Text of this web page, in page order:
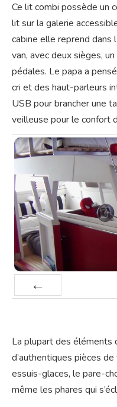
Ce lit combi possède un
lit sur la galerie
cabine elle reprend dans
van, avec deux sièges,
pédales. Le papa a
cri et des haut-parleurs
USB pour brancher une
veilleuse pour le confort
La plupart des éléments
d’authentiques pièces
essuis-glaces, le pare-
même les phares qui